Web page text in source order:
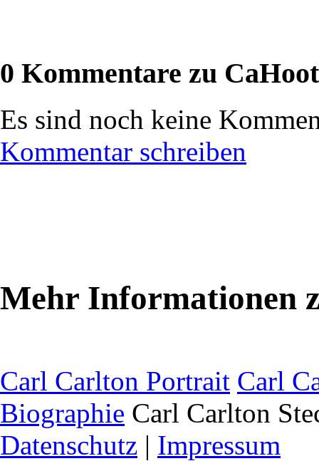
0 Kommentare zu
Es sind noch keine
Kommentar schreiben
Mehr Informationen
Carl Carlton Portrait Carl
Biographie Carl Carlton
Datenschutz | Impressum